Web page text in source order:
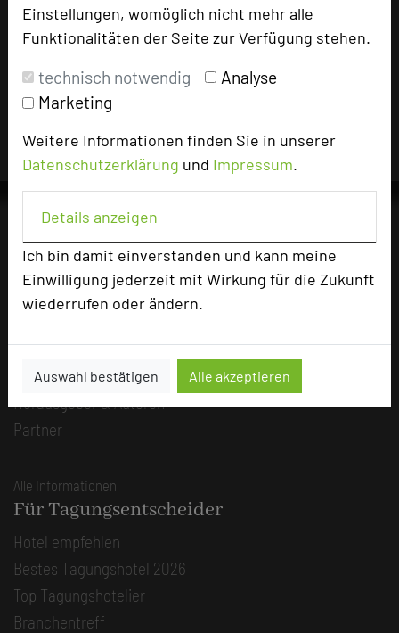
Einstellungen, womöglich nicht mehr alle
Funktionalitäten der Seite zur Verfügung stehen.
technisch notwendig
Analyse
Marketing
Weitere Informationen finden Sie in unserer
Datenschutzerklärung und Impressum.
Details anzeigen
Ich bin damit einverstanden und kann meine
Einwilligung jederzeit mit Wirkung für die Zukunft
wiederrufen oder ändern.
Auswahl bestätigen Alle akzeptieren
Impressum zum Hotel
Hotels die Nutzungsrechte für dieses Portal eingeräumt
und sind dafür verantwortlich.
Die Idee
Über uns
Kategorie
Team
Herausgeber & Autoren
Partner
Alle Informationen
Für Tagungsentscheider
Hotel empfehlen
Bestes Tagungshotel 2026
Top Tagungshotelier
Branchentreff